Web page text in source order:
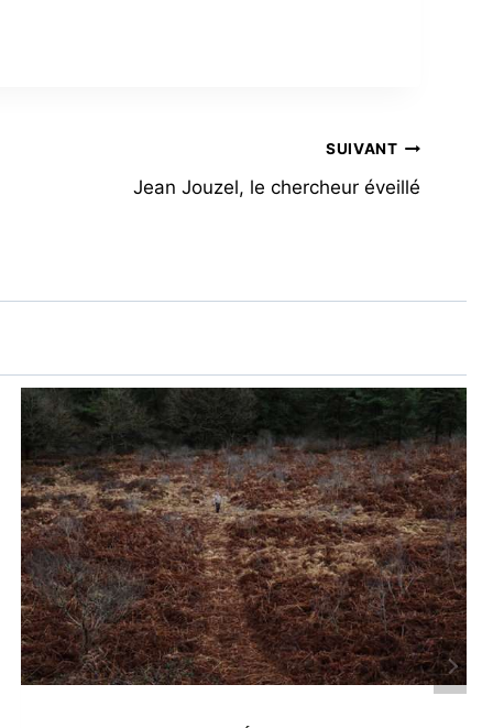
SUIVANT
Jean Jouzel, le chercheur éveillé